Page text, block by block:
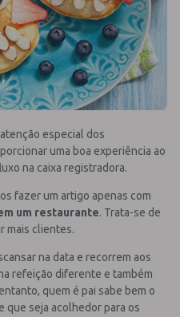
especial dos
uma boa experiência ao
na caixa registradora.
fazer um artigo apenas com
um restaurante. Trata-se de
mais clientes.
na data e recorrem aos
refeição diferente e também
quem é pai sabe bem o
que seja acolhedor para os